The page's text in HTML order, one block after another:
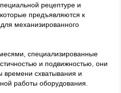
рецептуре и
предъявляются к
механизированного
специализированные
и подвижностью, они
схватывания и
работы оборудования.